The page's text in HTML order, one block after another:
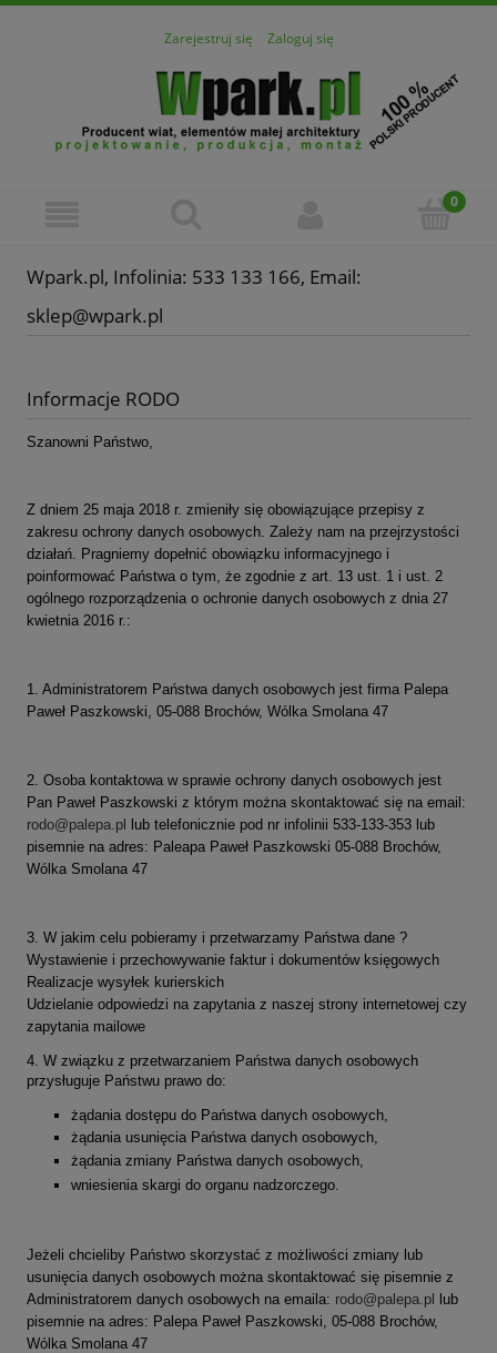
Zarejestruj się Zaloguj się
Wpark.pl, Infolinia: 533 133 166, Email:
sklep@wpark.pl
Informacje RODO
Szanowni Państwo,
Z dniem 25 maja 2018 r. zmieniły się obowiązujące przepisy z
zakresu ochrony danych osobowych. Zależy nam na przejrzystości
działań. Pragniemy dopełnić obowiązku informacyjnego i
poinformować Państwa o tym, że zgodnie z art. 13 ust. 1 i ust. 2
ogólnego rozporządzenia o ochronie danych osobowych z dnia 27
kwietnia 2016 r.:
1. Administratorem Państwa danych osobowych jest firma Palepa
Paweł Paszkowski, 05-088 Brochów, Wólka Smolana 47
2. Osoba kontaktowa w sprawie ochrony danych osobowych jest
Pan Paweł Paszkowski z którym można skontaktować się na email:
rodo@palepa.pl
lub telefonicznie pod nr infolinii 533-133-353 lub
pisemnie na adres: Paleapa Paweł Paszkowski 05-088 Brochów,
Wólka Smolana 47
3. W jakim celu pobieramy i przetwarzamy Państwa dane ?
Wystawienie i przechowywanie faktur i dokumentów księgowych
Realizacje wysyłek kurierskich
Udzielanie odpowiedzi na zapytania z naszej strony internetowej czy
zapytania mailowe
4. W związku z przetwarzaniem Państwa danych osobowych
przysługuje Państwu prawo do:
żądania dostępu do Państwa danych osobowych,
żądania usunięcia Państwa danych osobowych,
żądania zmiany Państwa danych osobowych,
wniesienia skargi do organu nadzorczego.
Jeżeli chcieliby Państwo skorzystać z możliwości zmiany lub
usunięcia danych osobowych można skontaktować się pisemnie z
Administratorem danych osobowych na emaila: rodo@palepa.pl
lub
pisemnie na adres: Palepa Paweł Paszkowski, 05-088 Brochów,
Wólka Smolana 47